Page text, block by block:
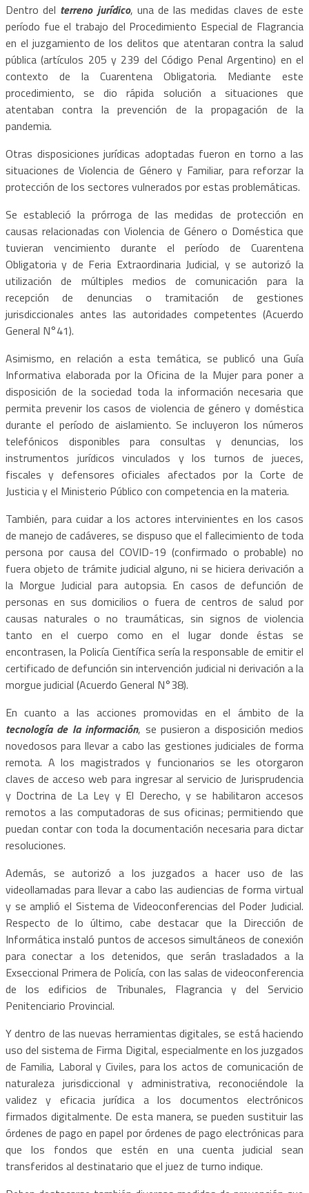
Dentro del terreno jurídico, una de las medidas claves de este
período fue el trabajo del Procedimiento Especial de Flagrancia
en el juzgamiento de los delitos que atentaran contra la salud
pública (artículos 205 y 239 del Código Penal Argentino) en el
contexto de la Cuarentena Obligatoria. Mediante este
procedimiento, se dio rápida solución a situaciones que
atentaban contra la prevención de la propagación de la
pandemia.
Otras disposiciones jurídicas adoptadas fueron en torno a las
situaciones de Violencia de Género y Familiar, para reforzar la
protección de los sectores vulnerados por estas problemáticas.
Se estableció la prórroga de las medidas de protección en
causas relacionadas con Violencia de Género o Doméstica que
tuvieran vencimiento durante el período de Cuarentena
Obligatoria y de Feria Extraordinaria Judicial, y se autorizó la
utilización de múltiples medios de comunicación para la
recepción de denuncias o tramitación de gestiones
jurisdiccionales antes las autoridades competentes (Acuerdo
General N°41).
Asimismo, en relación a esta temática, se publicó una Guía
Informativa elaborada por la Oficina de la Mujer para poner a
disposición de la sociedad toda la información necesaria que
permita prevenir los casos de violencia de género y doméstica
durante el período de aislamiento. Se incluyeron los números
telefónicos disponibles para consultas y denuncias, los
instrumentos jurídicos vinculados y los turnos de jueces,
fiscales y defensores oficiales afectados por la Corte de
Justicia y el Ministerio Público con competencia en la materia.
También, para cuidar a los actores intervinientes en los casos
de manejo de cadáveres, se dispuso que el fallecimiento de toda
persona por causa del COVID-19 (confirmado o probable) no
fuera objeto de trámite judicial alguno, ni se hiciera derivación a
la Morgue Judicial para autopsia. En casos de defunción de
personas en sus domicilios o fuera de centros de salud por
causas naturales o no traumáticas, sin signos de violencia
tanto en el cuerpo como en el lugar donde éstas se
encontrasen, la Policía Científica sería la responsable de emitir el
certificado de defunción sin intervención judicial ni derivación a la
morgue judicial (Acuerdo General N°38).
En cuanto a las acciones promovidas en el ámbito de la
tecnología de la información, se pusieron a disposición medios
novedosos para llevar a cabo las gestiones judiciales de forma
remota. A los magistrados y funcionarios se les otorgaron
claves de acceso web para ingresar al servicio de Jurisprudencia
y Doctrina de La Ley y El Derecho, y se habilitaron accesos
remotos a las computadoras de sus oficinas; permitiendo que
puedan contar con toda la documentación necesaria para dictar
resoluciones.
Además, se autorizó a los juzgados a hacer uso de las
videollamadas para llevar a cabo las audiencias de forma virtual
y se amplió el Sistema de Videoconferencias del Poder Judicial.
Respecto de lo último, cabe destacar que la Dirección de
Informática instaló puntos de accesos simultáneos de conexión
para conectar a los detenidos, que serán trasladados a la
Exseccional Primera de Policía, con las salas de videoconferencia
de los edificios de Tribunales, Flagrancia y del Servicio
Penitenciario Provincial.
Y dentro de las nuevas herramientas digitales, se está haciendo
uso del sistema de Firma Digital, especialmente en los juzgados
de Familia, Laboral y Civiles, para los actos de comunicación de
naturaleza jurisdiccional y administrativa, reconociéndole la
validez y eficacia jurídica a los documentos electrónicos
firmados digitalmente. De esta manera, se pueden sustituir las
órdenes de pago en papel por órdenes de pago electrónicas para
que los fondos que estén en una cuenta judicial sean
transferidos al destinatario que el juez de turno indique.